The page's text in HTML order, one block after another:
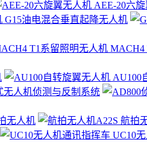
AEE-20六
G15油电混合垂直起降无人机
MACH4
AU100
无人机侦测与反制系统
无人机
航拍
UC10